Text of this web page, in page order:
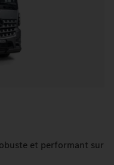
et performant sur